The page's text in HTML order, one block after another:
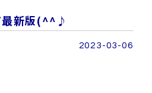
最新版(^^♪
2023-03-06